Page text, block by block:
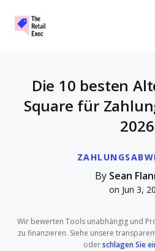
Die 10 besten
Square für
2026
By Sean
on Jun 3,
Wir bewerten Tools unabhängig und
zu finanzieren. Siehe unsere
oder schlagen Sie